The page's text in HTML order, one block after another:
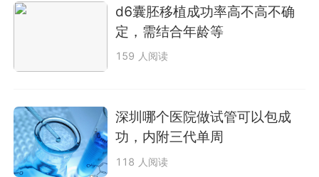
d6囊胚移植成功率高不高不确
定，需结合年龄等
159 人阅读
深圳哪个医院做试管可以包成
功，内附三代单周
118 人阅读